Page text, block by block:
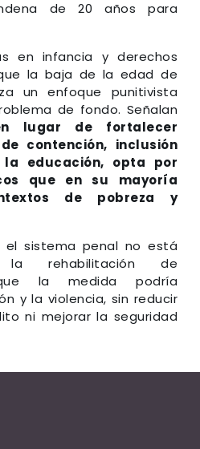
de 20 años para
en infancia y derechos
la baja de la edad de
un enfoque punitivista
de fondo. Señalan
lugar de fortalecer
contención, inclusión
educación, opta por
que en su mayoría
de pobreza y
el sistema penal no está
la rehabilitación de
la medida podría
y la violencia, sin reducir
ni mejorar la seguridad